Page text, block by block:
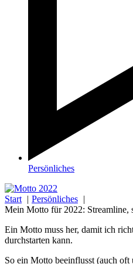
Persönliches
Start
Persönliches
Mein Motto für 2022: Streamline,
Ein Motto muss her, damit ich
durchstarten kann.
So ein Motto beeinflusst (auch